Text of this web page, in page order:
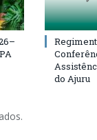
do Ajuru